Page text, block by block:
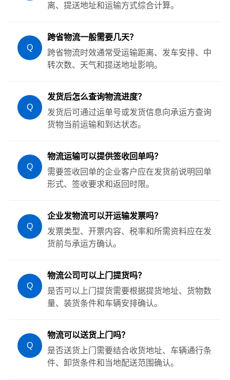
离、提送地址和运输方式综合计算。
Q
跨省物流一般需要几天？
跨省物流时效通常受运输距离、发车安排、中
转次数、天气和提送地址影响。
Q
发货后怎么查询物流进度？
发货后可通过运单号或发货信息向承运方查询
货物当前运输和到达状态。
Q
物流运输可以提供签收回单吗？
需要签收回单的企业客户应在发货前说明回单
形式、签收要求和返回时限。
Q
企业发物流可以开运输发票吗？
发票类型、开票内容、税率和所需资料应在发
货前与承运方确认。
Q
物流公司可以上门提货吗？
是否可以上门提货需要根据提货地址、货物数
量、装货条件和车辆安排确认。
Q
物流可以送货上门吗？
是否送货上门需要结合收货地址、车辆通行条
件、卸货条件和当地配送范围确认。